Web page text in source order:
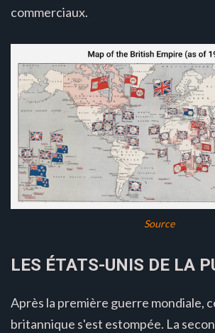
commerciaux.
Source
LES ÉTATS-UNIS DE LA
Après la première guerre mondiale,
britannique s'est estompée. La